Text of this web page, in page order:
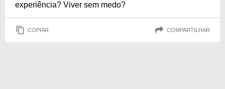
experiência? Viver sem medo?
COPIAR COMPARTILHAR